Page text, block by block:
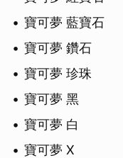
寶可夢 藍寶石
寶可夢 鑽石
寶可夢 珍珠
寶可夢 黑
寶可夢 白
寶可夢 X
取消